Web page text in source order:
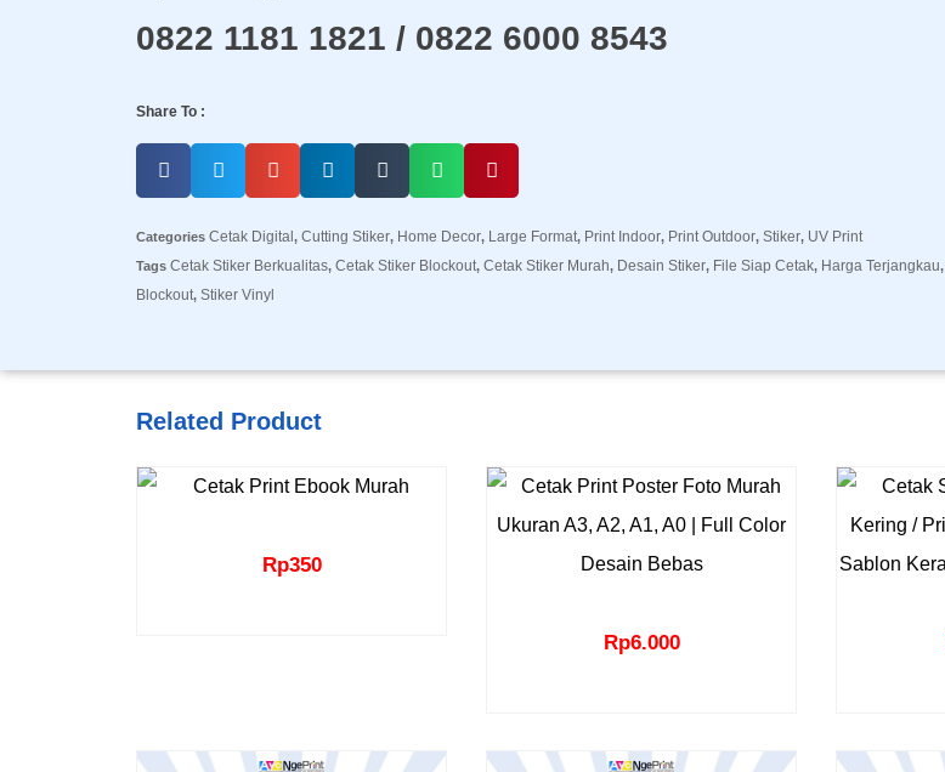
0822 1181 1821 / 0822 6000 8543
Share To :
Categories Cetak Digital, Cutting Stiker, Home Decor, Large Format, Print Indoor, Print Outdoor, Stiker, UV Print
Tags Cetak Stiker Berkualitas, Cetak Stiker Blockout, Cetak Stiker Murah, Desain Stiker, File Siap Cetak, Harga Terjangkau,
Blockout, Stiker Vinyl
Related Product
Rp350
Rp6.000